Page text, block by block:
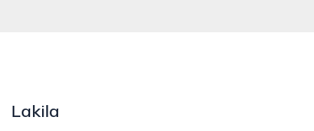
Lakila